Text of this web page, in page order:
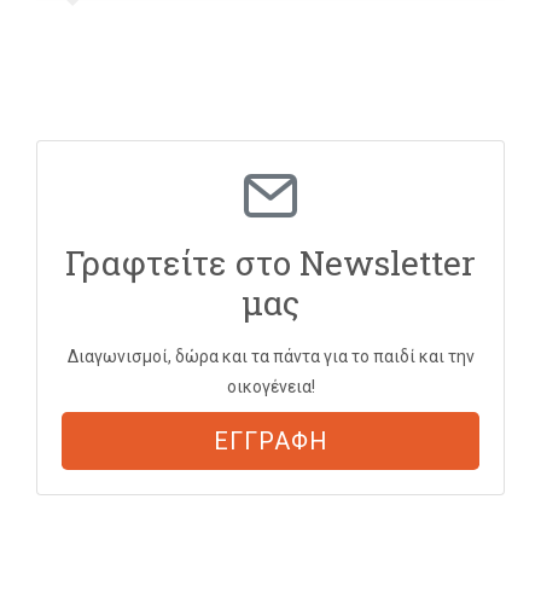
Γραφτείτε στο Newsletter
μας
Διαγωνισμοί, δώρα και τα πάντα για το παιδί και την
οικογένεια!
ΕΓΓΡΑΦΗ